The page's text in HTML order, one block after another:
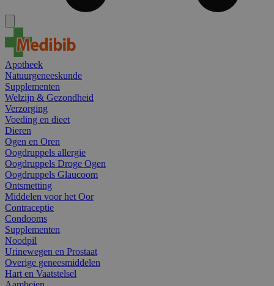
Apotheek
Natuurgeneeskunde
Supplementen
Welzijn & Gezondheid
Verzorging
Voeding en dieet
Dieren
Ogen en Oren
Oogdruppels allergie
Oogdruppels Droge Ogen
Oogdruppels Glaucoom
Ontsmetting
Middelen voor het Oor
Contraceptie
Condooms
Supplementen
Noodpil
Urinewegen en Prostaat
Overige geneesmiddelen
Hart en Vaatstelsel